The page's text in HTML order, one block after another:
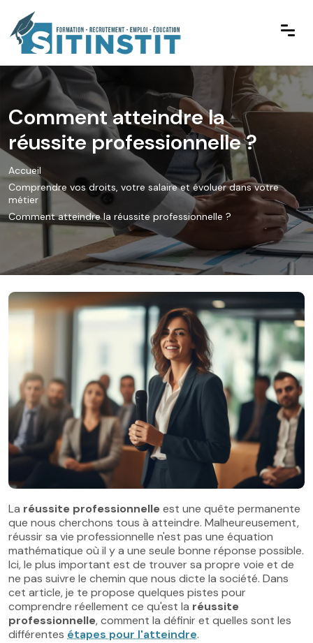
Comment atteindre la
réussite professionnelle ?
Accueil
Comprendre vos droits, votre salaire et évoluer dans votre
métier
Comment atteindre la réussite professionnelle ?
La réussite professionnelleest une quête permanente
que nous cherchons tous à atteindre. Malheureusement,
réussir sa vie professionnelle n'est pas une équation
mathématique où il y a une seule bonne réponse possible.
Ici, le plus important est de trouver sa propre voie et de
ne pas suivre le chemin que nous dicte la société. Dans
cet article, je te propose quelques pistes pour
comprendre réellement ce qu'est la réussite
professionnelle, comment la définir et quelles sont les
différentes étapes pour l'atteindre.